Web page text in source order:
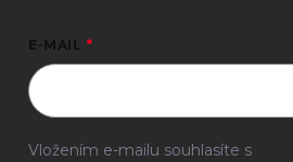
E-MAIL
Vložením e-mailu souhlasíte s